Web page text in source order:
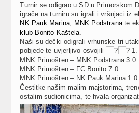
Turnir se odigrao u SD u Primorskom
igrače na turniru su igrali i vršnjaci iz
NK Pauk Marina
MNK Podstrana te
klub Bonito Kaštela
Naši su dečki odigrali vrhunske tri
pobjede te uvjerljivo osvojili
1.
MNK Primošten – MNK Podstrana 3:0
MNK Primošten – FC Bonito 7:0
MNK Primošten – NK Pauk Marina 1:0
Čestitke našim malim majstorima,
ostalim sudionicima, te hvala